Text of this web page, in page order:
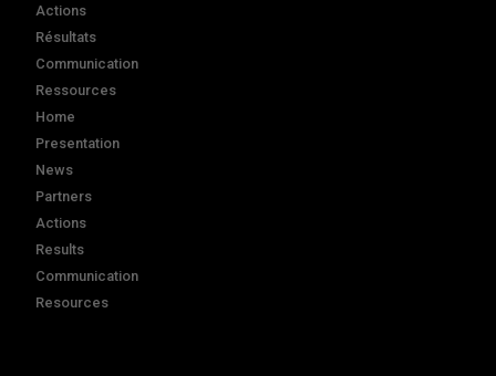
Actions
Résultats
Communication
Ressources
Home
Presentation
News
Partners
Actions
Results
Communication
Resources